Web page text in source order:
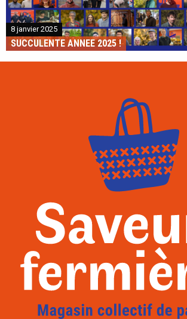
8 janvier 2025
SUCCULENTE ANNEE 2025 !